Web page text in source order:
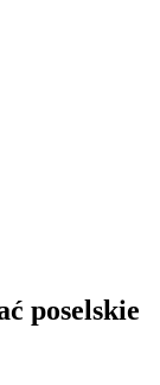
poselskie